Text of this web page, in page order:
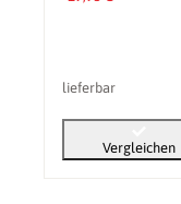
lieferbar
Vergleichen